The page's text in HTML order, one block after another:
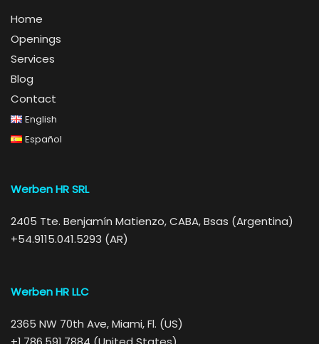
Home
Openings
Services
Blog
Contact
English
Español
Werben HR SRL
2405 Tte. Benjamín Matienzo, CABA, Bsas (Argentina)
+54.9115.041.5293 (AR)
Werben HR LLC
2365 NW 70th Ave, Miami, Fl. (US)